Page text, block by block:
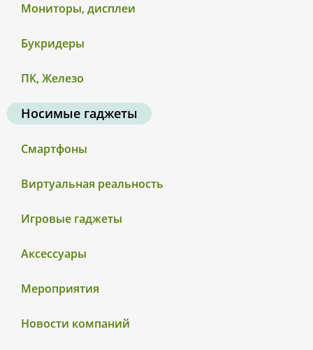
Мониторы, дисплеи
Букридеры
ПК, Железо
Носимые гаджеты
Смартфоны
Виртуальная реальность
Игровые гаджеты
Аксессуары
Мероприятия
Новости компаний